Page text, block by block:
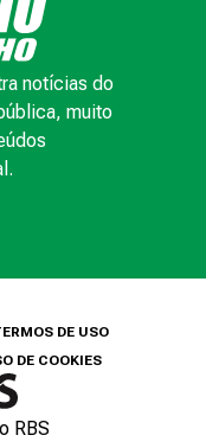
notícias do
muito
DE USO
DE COOKIES
RBS